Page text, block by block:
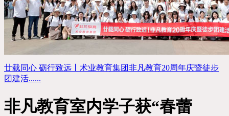
廿载同心 砺行致远丨术业教育集团非凡教育20周年庆暨徒步
团建活......
非凡教育室内学子获“春蕾